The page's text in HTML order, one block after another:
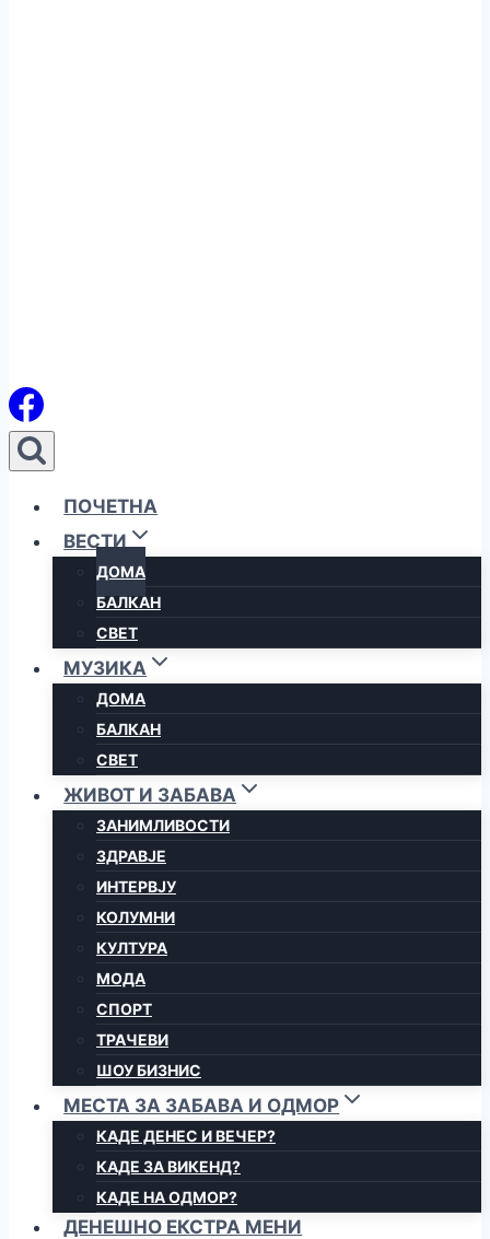
ПОЧЕТНА
ВЕСТИ
ДОМА
БАЛКАН
СВЕТ
МУЗИКА
ДОМА
БАЛКАН
СВЕТ
ЖИВОТ И ЗАБАВА
ЗАНИМЛИВОСТИ
ЗДРАВЈЕ
ИНТЕРВЈУ
КОЛУМНИ
КУЛТУРА
МОДА
СПОРТ
ТРАЧЕВИ
ШОУ БИЗНИС
МЕСТА ЗА ЗАБАВА И ОДМОР
КАДЕ ДЕНЕС И ВЕЧЕР?
КАДЕ ЗА ВИКЕНД?
КАДЕ НА ОДМОР?
ДЕНЕШНО ЕКСТРА МЕНИ